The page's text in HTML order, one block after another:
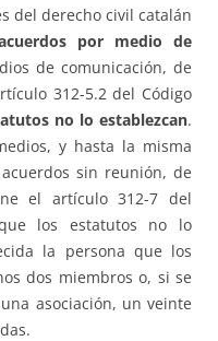
del derecho civil catalán
por medio de
de comunicación, de
312-5.2 del Código
no lo establezcan.
y hasta la misma
sin reunión, de
el artículo 312-7 del
los estatutos no lo
la persona que los
dos miembros o, si se
asociación, un veinte